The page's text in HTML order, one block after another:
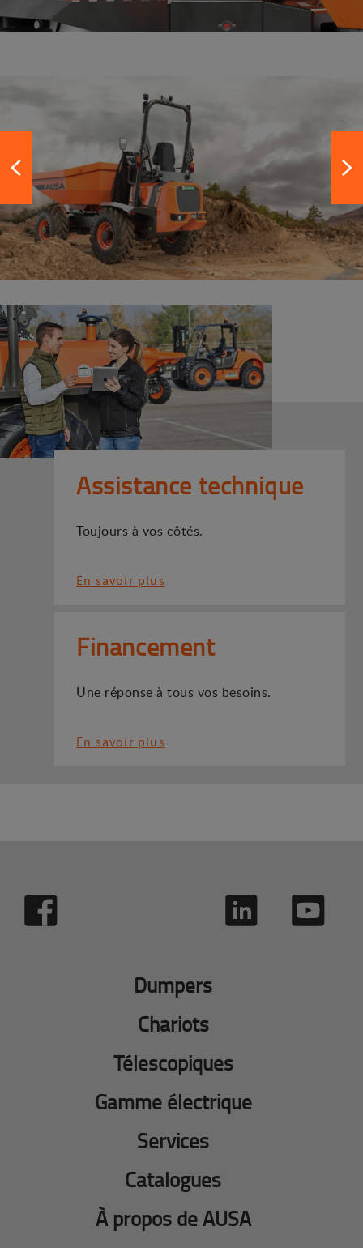
Assistance technique
Toujours à vos côtés.
En savoir plus
Financement
Une réponse à tous vos besoins.
En savoir plus
Dumpers
Chariots
Télescopiques
Gamme électrique
Services
Catalogues
À propos de AUSA